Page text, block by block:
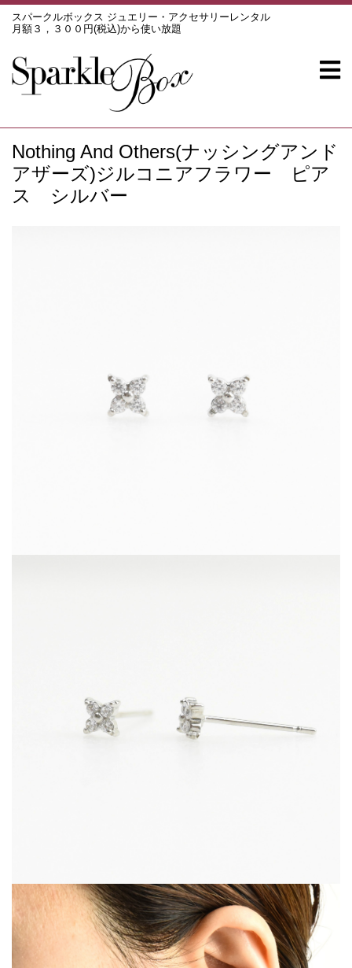
スパークルボックス ジュエリー・アクセサリーレンタル
月額３，３００円(税込)から使い放題
Nothing And Others(ナッシングアンド
アザーズ)ジルコニアフラワー ピア
ス シルバー